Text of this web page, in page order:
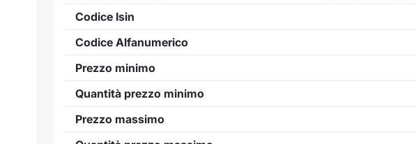
Codice Isin
Codice Alfanumerico
Prezzo minimo
Quantità prezzo minimo
Prezzo massimo